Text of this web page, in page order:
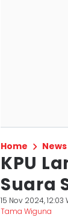
Home News
KPU
Suara
15 Nov 2024, 12:03
Tama Wiguna